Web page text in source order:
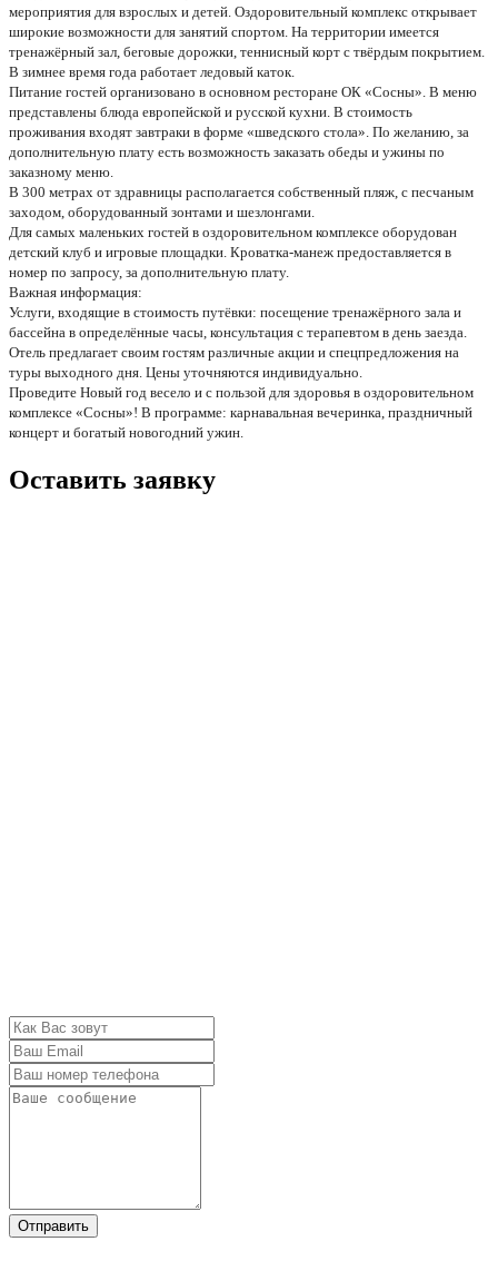
мероприятия для взрослых и детей. Оздоровительный комплекс открывает
широкие возможности для занятий спортом. На территории имеется
тренажёрный зал, беговые дорожки, теннисный корт с твёрдым покрытием.
В зимнее время года работает ледовый каток.
Питание гостей организовано в основном ресторане ОК «Сосны». В меню
представлены блюда европейской и русской кухни. В стоимость
проживания входят завтраки в форме «шведского стола». По желанию, за
дополнительную плату есть возможность заказать обеды и ужины по
заказному меню.
В 300 метрах от здравницы располагается собственный пляж, с песчаным
заходом, оборудованный зонтами и шезлонгами.
Для самых маленьких гостей в оздоровительном комплексе оборудован
детский клуб и игровые площадки. Кроватка-манеж предоставляется в
номер по запросу, за дополнительную плату.
Важная информация:
Услуги, входящие в стоимость путёвки: посещение тренажёрного зала и
бассейна в определённые часы, консультация с терапевтом в день заезда.
Отель предлагает своим гостям различные акции и спецпредложения на
туры выходного дня. Цены уточняются индивидуально.
Проведите Новый год весело и с пользой для здоровья в оздоровительном
комплексе «Сосны»! В программе: карнавальная вечеринка, праздничный
концерт и богатый новогодний ужин.
Оставить заявку
Отправить